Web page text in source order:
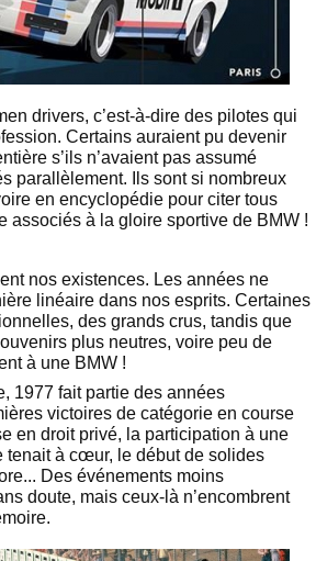
drivers, c’est-à-dire des pilotes qui
Certains auraient pu devenir
s’ils n’avaient pas assumé
parallèlement. Ils sont si nombreux
en encyclopédie pour citer tous
associés à la gloire sportive de BMW !
nos existences. Les années ne
linéaire dans nos esprits. Certaines
des grands crus, tandis que
plus neutres, voire peu de
à une BMW !
1977 fait partie des années
victoires de catégorie en course
en droit privé, la participation à une
tenait à cœur, le début de solides
Des événements moins
doute, mais ceux-là n’encombrent